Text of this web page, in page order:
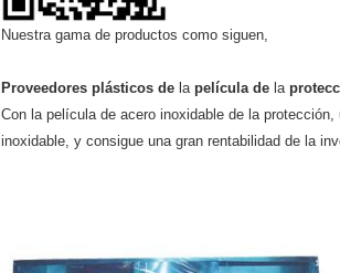
Nuestra gama de productos como siguen,
Proveedores plásticos de la película de la
Con la película de acero inoxidable de la
inoxidable, y consigue una gran rentabilidad de la